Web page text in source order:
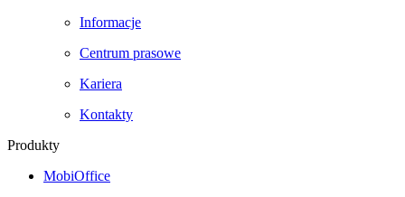
Informacje
Centrum prasowe
Kariera
Kontakty
Produkty
MobiOffice